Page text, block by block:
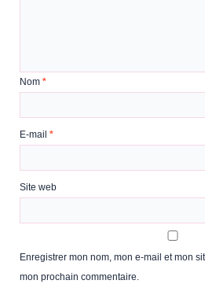
Nom*
E-mail*
Site web
Enregistrer mon nom, mon e-mail et mon
mon prochain commentaire.